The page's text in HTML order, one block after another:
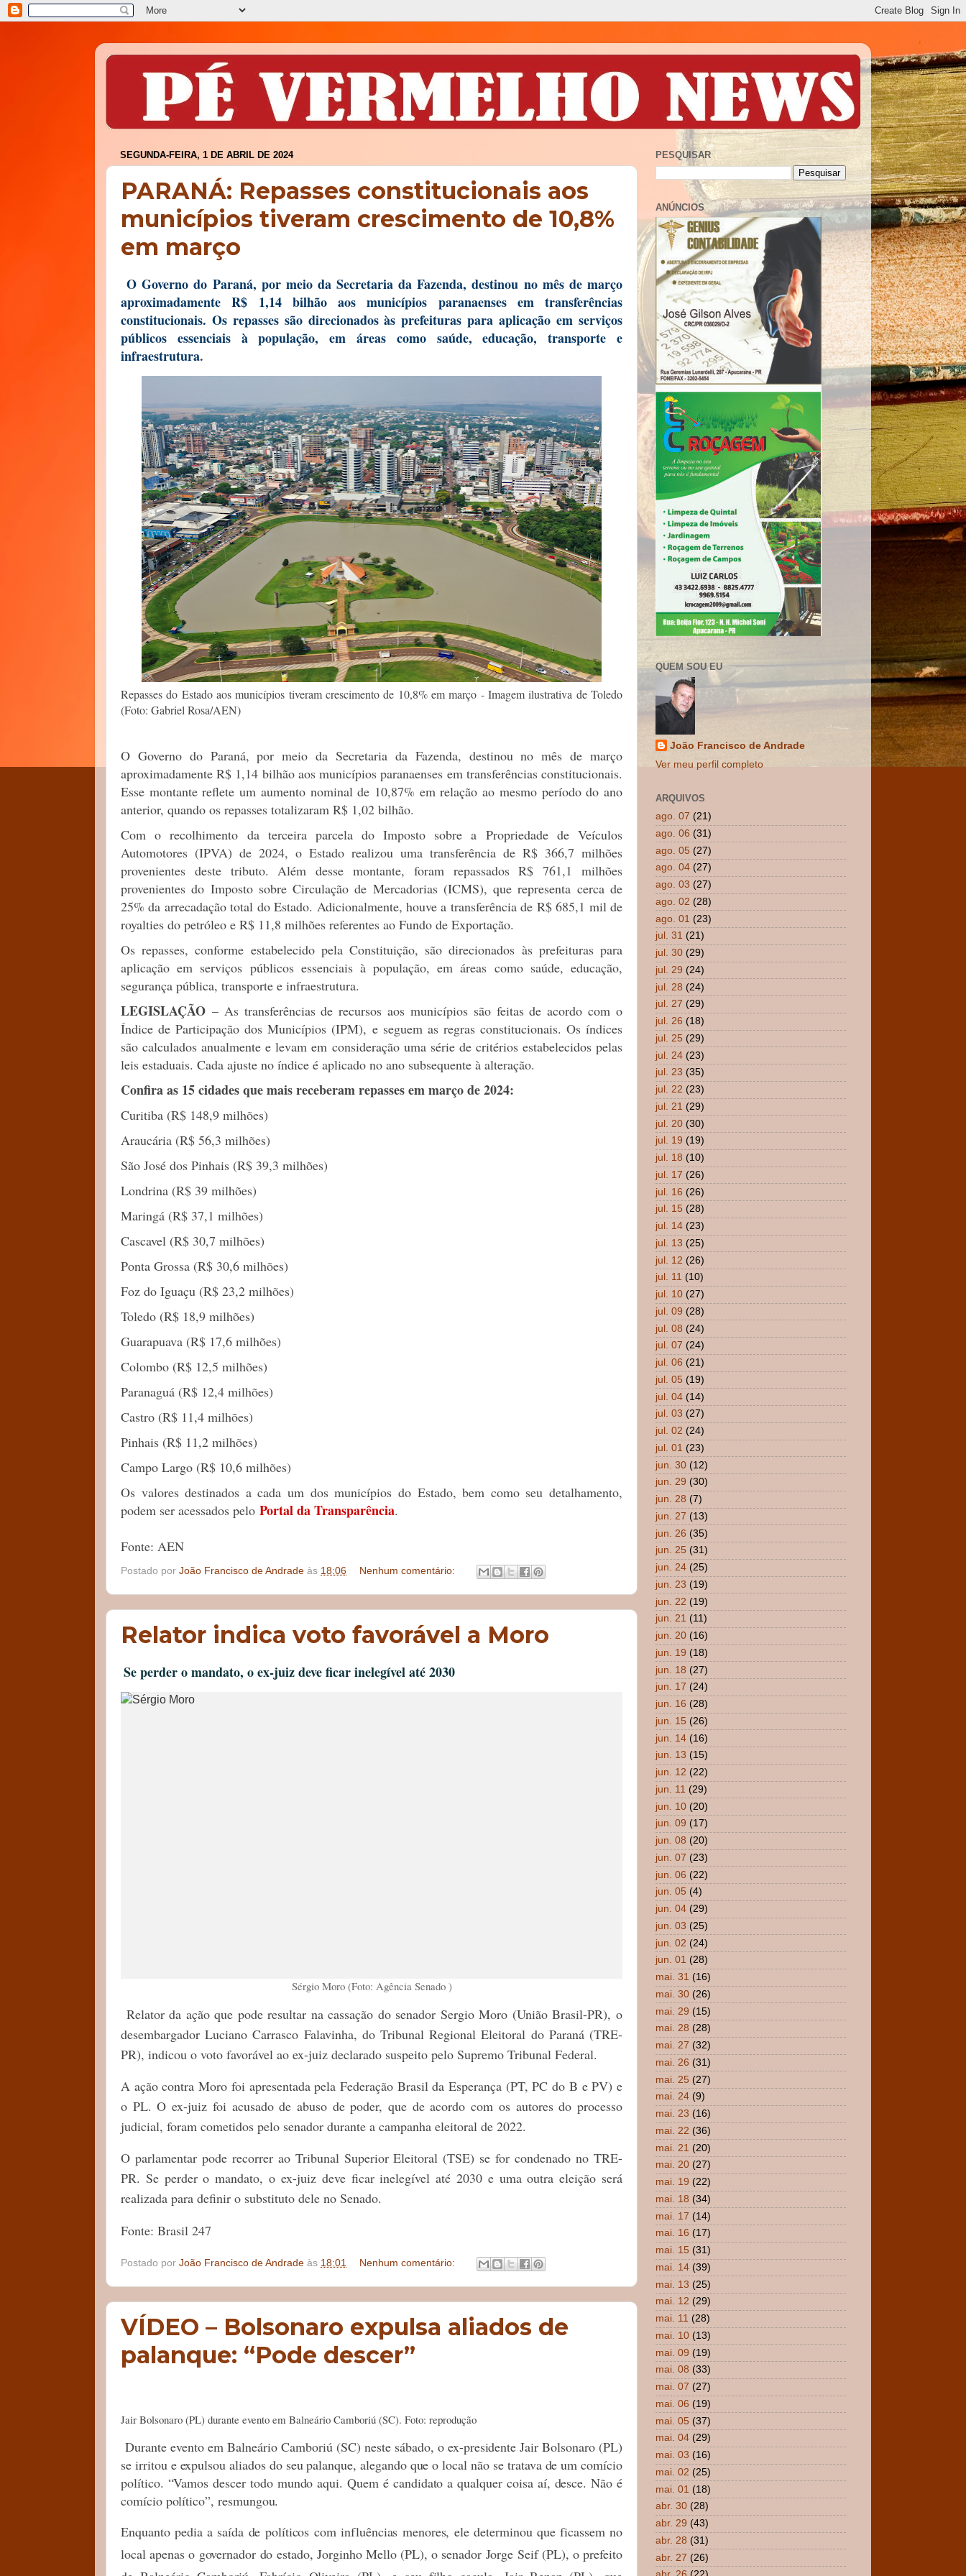
SEGUNDA-FEIRA, 1 DE ABRIL DE 2024
PARANÁ: Repasses constitucionais aos
municípios tiveram crescimento de 10,8%
em março
O Governo do Paraná, por meio da Secretaria da Fazenda, destinou no mês de março
aproximadamente R$ 1,14 bilhão aos municípios paranaenses em transferências
constitucionais. Os repasses são direcionados às prefeituras para aplicação em serviços
públicos essenciais à população, em áreas como saúde, educação, transporte e
infraestrutura.
Repasses do Estado aos municípios tiveram crescimento de 10,8% em março - Imagem ilustrativa de Toledo
(Foto: Gabriel Rosa/AEN)
O Governo do Paraná, por meio da Secretaria da Fazenda, destinou no mês de março
aproximadamente R$ 1,14 bilhão aos municípios paranaenses em transferências constitucionais.
Esse montante reflete um aumento nominal de 10,87% em relação ao mesmo período do ano
anterior, quando os repasses totalizaram R$ 1,02 bilhão.
Com o recolhimento da terceira parcela do Imposto sobre a Propriedade de Veículos
Automotores (IPVA) de 2024, o Estado realizou uma transferência de R$ 366,7 milhões
provenientes deste tributo. Além desse montante, foram repassados R$ 761,1 milhões
provenientes do Imposto sobre Circulação de Mercadorias (ICMS), que representa cerca de
25% da arrecadação total do Estado. Adicionalmente, houve a transferência de R$ 685,1 mil de
royalties do petróleo e R$ 11,8 milhões referentes ao Fundo de Exportação.
Os repasses, conforme estabelecido pela Constituição, são direcionados às prefeituras para
aplicação em serviços públicos essenciais à população, em áreas como saúde, educação,
segurança pública, transporte e infraestrutura.
LEGISLAÇÃO – As transferências de recursos aos municípios são feitas de acordo com o
Índice de Participação dos Municípios (IPM), e seguem as regras constitucionais. Os índices
são calculados anualmente e levam em consideração uma série de critérios estabelecidos pelas
leis estaduais. Cada ajuste no índice é aplicado no ano subsequente à alteração.
Confira as 15 cidades que mais receberam repasses em março de 2024:
Curitiba (R$ 148,9 milhões)
Araucária (R$ 56,3 milhões)
São José dos Pinhais (R$ 39,3 milhões)
Londrina (R$ 39 milhões)
Maringá (R$ 37,1 milhões)
Cascavel (R$ 30,7 milhões)
Ponta Grossa (R$ 30,6 milhões)
Foz do Iguaçu (R$ 23,2 milhões)
Toledo (R$ 18,9 milhões)
Guarapuava (R$ 17,6 milhões)
Colombo (R$ 12,5 milhões)
Paranaguá (R$ 12,4 milhões)
Castro (R$ 11,4 milhões)
Pinhais (R$ 11,2 milhões)
Campo Largo (R$ 10,6 milhões)
Os valores destinados a cada um dos municípios do Estado, bem como seu detalhamento,
podem ser acessados pelo Portal da Transparência.
Fonte: AEN
Postado por João Francisco de Andrade às 18:06 Nenhum comentário:
Relator indica voto favorável a Moro
Se perder o mandato, o ex-juiz deve ficar inelegível até 2030
Sérgio Moro (Foto: Agência Senado )
Relator da ação que pode resultar na cassação do senador Sergio Moro (União Brasil-PR), o
desembargador Luciano Carrasco Falavinha, do Tribunal Regional Eleitoral do Paraná (TRE-
PR), indicou o voto favorável ao ex-juiz declarado suspeito pelo Supremo Tribunal Federal.
A ação contra Moro foi apresentada pela Federação Brasil da Esperança (PT, PC do B e PV) e
o PL. O ex-juiz foi acusado de abuso de poder, que de acordo com os autores do processo
judicial, foram cometidos pelo senador durante a campanha eleitoral de 2022.
O parlamentar pode recorrer ao Tribunal Superior Eleitoral (TSE) se for condenado no TRE-
PR. Se perder o mandato, o ex-juiz deve ficar inelegível até 2030 e uma outra eleição será
realizada para definir o substituto dele no Senado.
Fonte: Brasil 247
Postado por João Francisco de Andrade às 18:01 Nenhum comentário:
VÍDEO – Bolsonaro expulsa aliados de
palanque: “Pode descer”
Jair Bolsonaro (PL) durante evento em Balneário Camboriú (SC). Foto: reprodução
Durante evento em Balneário Camboriú (SC) neste sábado, o ex-presidente Jair Bolsonaro (PL)
se irritou e expulsou aliados do seu palanque, alegando que o local não se tratava de um comício
político. “Vamos descer todo mundo aqui. Quem é candidato a qualquer coisa aí, desce. Não é
comício político”, resmungou.
Enquanto pedia a saída de políticos com influências menores, ele determinou que ficassem no
local apenas o governador do estado, Jorginho Mello (PL), o senador Jorge Seif (PL), o prefeito
PESQUISAR
ANÚNCIOS
QUEM SOU EU
João Francisco de Andrade
Ver meu perfil completo
ARQUIVOS
ago. 07 (21)
ago. 06 (31)
ago. 05 (27)
ago. 04 (27)
ago. 03 (27)
ago. 02 (28)
ago. 01 (23)
jul. 31 (21)
jul. 30 (29)
jul. 29 (24)
jul. 28 (24)
jul. 27 (29)
jul. 26 (18)
jul. 25 (29)
jul. 24 (23)
jul. 23 (35)
jul. 22 (23)
jul. 21 (29)
jul. 20 (30)
jul. 19 (19)
jul. 18 (10)
jul. 17 (26)
jul. 16 (26)
jul. 15 (28)
jul. 14 (23)
jul. 13 (25)
jul. 12 (26)
jul. 11 (10)
jul. 10 (27)
jul. 09 (28)
jul. 08 (24)
jul. 07 (24)
jul. 06 (21)
jul. 05 (19)
jul. 04 (14)
jul. 03 (27)
jul. 02 (24)
jul. 01 (23)
jun. 30 (12)
jun. 29 (30)
jun. 28 (7)
jun. 27 (13)
jun. 26 (35)
jun. 25 (31)
jun. 24 (25)
jun. 23 (19)
jun. 22 (19)
jun. 21 (11)
jun. 20 (16)
jun. 19 (18)
jun. 18 (27)
jun. 17 (24)
jun. 16 (28)
jun. 15 (26)
jun. 14 (16)
jun. 13 (15)
jun. 12 (22)
jun. 11 (29)
jun. 10 (20)
jun. 09 (17)
jun. 08 (20)
jun. 07 (23)
jun. 06 (22)
jun. 05 (4)
jun. 04 (29)
jun. 03 (25)
jun. 02 (24)
jun. 01 (28)
mai. 31 (16)
mai. 30 (26)
mai. 29 (15)
mai. 28 (28)
mai. 27 (32)
mai. 26 (31)
mai. 25 (27)
mai. 24 (9)
mai. 23 (16)
mai. 22 (36)
mai. 21 (20)
mai. 20 (27)
mai. 19 (22)
mai. 18 (34)
mai. 17 (14)
mai. 16 (17)
mai. 15 (31)
mai. 14 (39)
mai. 13 (25)
mai. 12 (29)
mai. 11 (28)
mai. 10 (13)
mai. 09 (19)
mai. 08 (33)
mai. 07 (27)
mai. 06 (19)
mai. 05 (37)
mai. 04 (29)
mai. 03 (16)
mai. 02 (25)
mai. 01 (18)
abr. 30 (28)
abr. 29 (43)
abr. 28 (31)
abr. 27 (26)